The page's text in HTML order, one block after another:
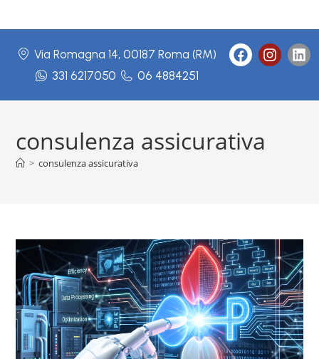
Via Romagna 14, 00187 Roma (RM)
331 6217050
06 4884251
consulenza assicurativa
> consulenza assicurativa